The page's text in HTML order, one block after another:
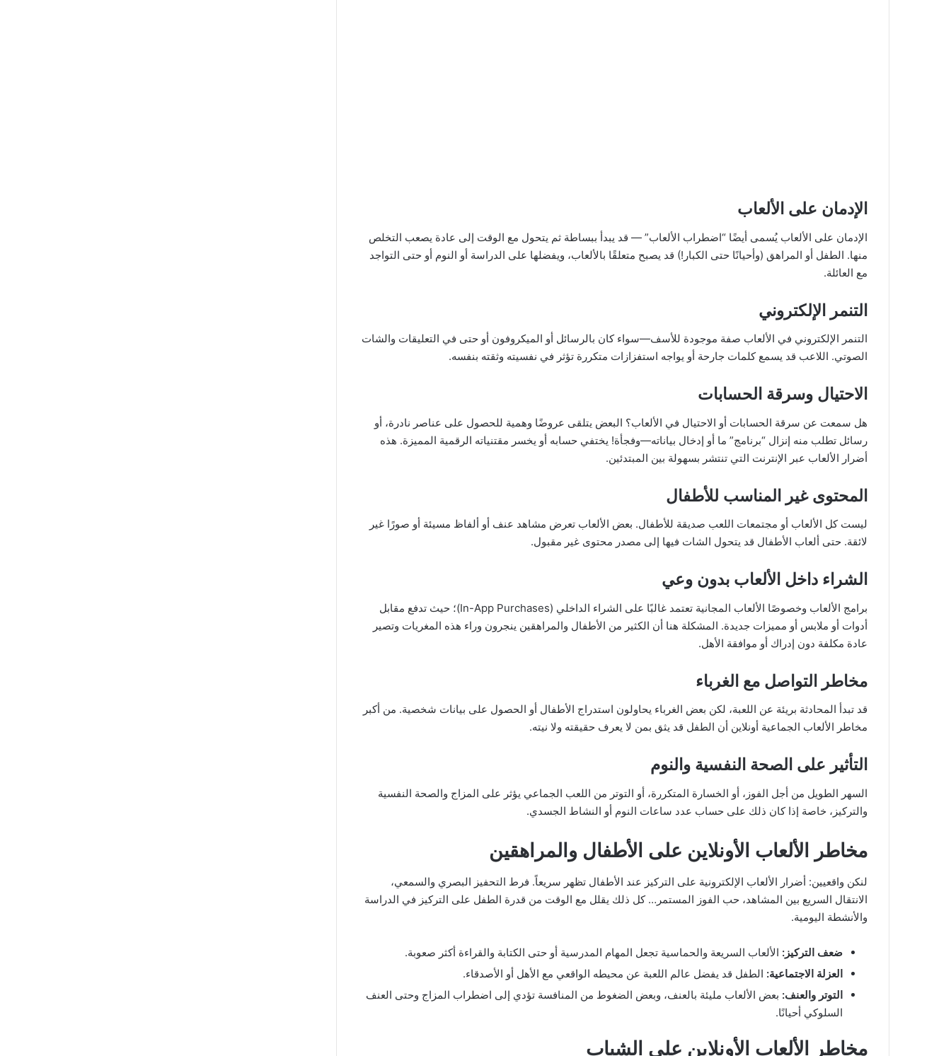
الإدمان على الألعاب
الإدمان على الألعاب يُسمى أيضًا “اضطراب الألعاب” — قد يبدأ ببساطة ثم يتحول مع الوقت إلى عادة يصعب التخلص
منها. الطفل أو المراهق (وأحيانًا حتى الكبار!) قد يصبح متعلقًا بالألعاب، ويفضلها على الدراسة أو النوم أو حتى التواجد
مع العائلة.
التنمر الإلكتروني
التنمر الإلكتروني في الألعاب صفة موجودة للأسف—سواء كان بالرسائل أو الميكروفون أو حتى في التعليقات والشات
الصوتي. اللاعب قد يسمع كلمات جارحة أو يواجه استفزازات متكررة تؤثر في نفسيته وثقته بنفسه.
الاحتيال وسرقة الحسابات
هل سمعت عن سرقة الحسابات أو الاحتيال في الألعاب؟ البعض يتلقى عروضًا وهمية للحصول على عناصر نادرة، أو
رسائل تطلب منه إنزال “برنامج” ما أو إدخال بياناته—وفجأة! يختفي حسابه أو يخسر مقتنياته الرقمية المميزة. هذه
أضرار الألعاب عبر الإنترنت التي تنتشر بسهولة بين المبتدئين.
المحتوى غير المناسب للأطفال
ليست كل الألعاب أو مجتمعات اللعب صديقة للأطفال. بعض الألعاب تعرض مشاهد عنف أو ألفاظ مسيئة أو صورًا غير
لائقة. حتى ألعاب الأطفال قد يتحول الشات فيها إلى مصدر محتوى غير مقبول.
الشراء داخل الألعاب بدون وعي
برامج الألعاب وخصوصًا الألعاب المجانية تعتمد غالبًا على الشراء الداخلي (In-App Purchases)؛ حيث تدفع مقابل
أدوات أو ملابس أو مميزات جديدة. المشكلة هنا أن الكثير من الأطفال والمراهقين ينجرون وراء هذه المغريات وتصير
عادة مكلفة دون إدراك أو موافقة الأهل.
مخاطر التواصل مع الغرباء
قد تبدأ المحادثة بريئة عن اللعبة، لكن بعض الغرباء يحاولون استدراج الأطفال أو الحصول على بيانات شخصية. من أكبر
مخاطر الألعاب الجماعية أونلاين أن الطفل قد يثق بمن لا يعرف حقيقته ولا نيته.
التأثير على الصحة النفسية والنوم
السهر الطويل من أجل الفوز، أو الخسارة المتكررة، أو التوتر من اللعب الجماعي يؤثر على المزاج والصحة النفسية
والتركيز، خاصة إذا كان ذلك على حساب عدد ساعات النوم أو النشاط الجسدي.
مخاطر الألعاب الأونلاين على الأطفال والمراهقين
لنكن واقعيين: أضرار الألعاب الإلكترونية على التركيز عند الأطفال تظهر سريعاً. فرط التحفيز البصري والسمعي،
الانتقال السريع بين المشاهد، حب الفوز المستمر… كل ذلك يقلل مع الوقت من قدرة الطفل على التركيز في الدراسة
والأنشطة اليومية.
ضعف التركيز: الألعاب السريعة والحماسية تجعل المهام المدرسية أو حتى الكتابة والقراءة أكثر صعوبة.
العزلة الاجتماعية: الطفل قد يفضل عالم اللعبة عن محيطه الواقعي مع الأهل أو الأصدقاء.
التوتر والعنف: بعض الألعاب مليئة بالعنف، وبعض الضغوط من المنافسة تؤدي إلى اضطراب المزاج وحتى العنف
السلوكي أحيانًا.
مخاطر الألعاب الأونلاين على الشباب